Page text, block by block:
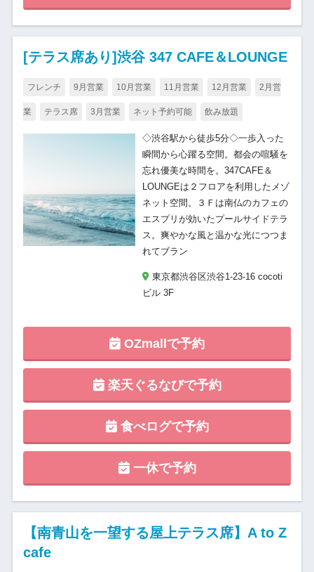
[テラス席あり]渋谷 347 CAFE＆LOUNGE
フレンチ 9月営業 10月営業 11月営業 12月営業 2月営
業 テラス席 3月営業 ネット予約可能 飲み放題
◇渋谷駅から徒歩5分◇一歩入った
瞬間から心躍る空間。都会の喧騒を
忘れ優美な時間を。347CAFE＆
LOUNGEは２フロアを利用したメゾ
ネット空間。３Ｆは南仏のカフェの
エスプリが効いたプールサイドテラ
ス。爽やかな風と温かな光につつま
れてブラン
東京都渋谷区渋谷1-23-16 cocoti
ビル 3F
OZmallで予約
楽天ぐるなびで予約
食べログで予約
一休で予約
【南青山を一望する屋上テラス席】A to Z
cafe